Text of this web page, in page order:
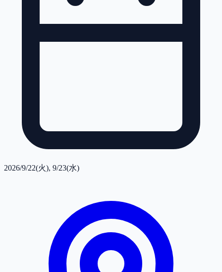
2026/9/22(火), 9/23(水)